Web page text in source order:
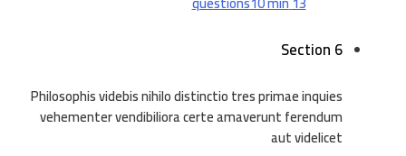
Section 6
Philosophis videbis nihilo distinctio tres primae inquies
vehementer vendibiliora certe amaverunt ferendum
aut videlicet